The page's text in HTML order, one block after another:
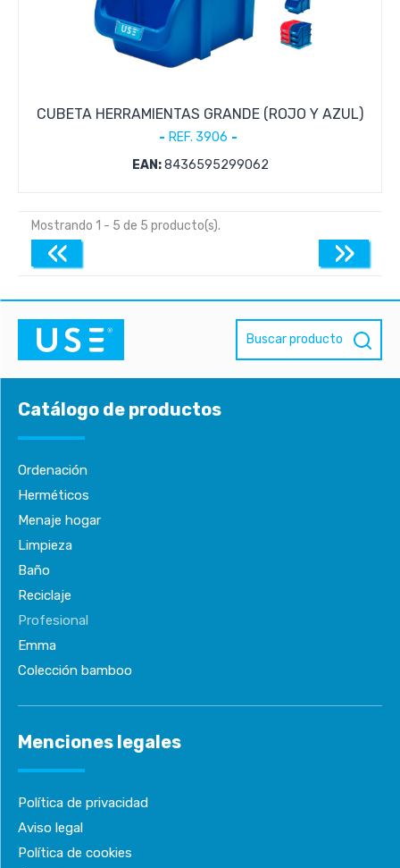
CUBETA HERRAMIENTAS GRANDE (ROJO Y AZUL)
REF. 3906
EAN:8436595299062
Mostrando 1 - 5 de 5 producto(s).
« »
Buscar producto
Catálogo de productos
Ordenación
Herméticos
Menaje hogar
Limpieza
Baño
Reciclaje
Profesional
Emma
Colección bamboo
Menciones legales
Política de privacidad
Aviso legal
Política de cookies